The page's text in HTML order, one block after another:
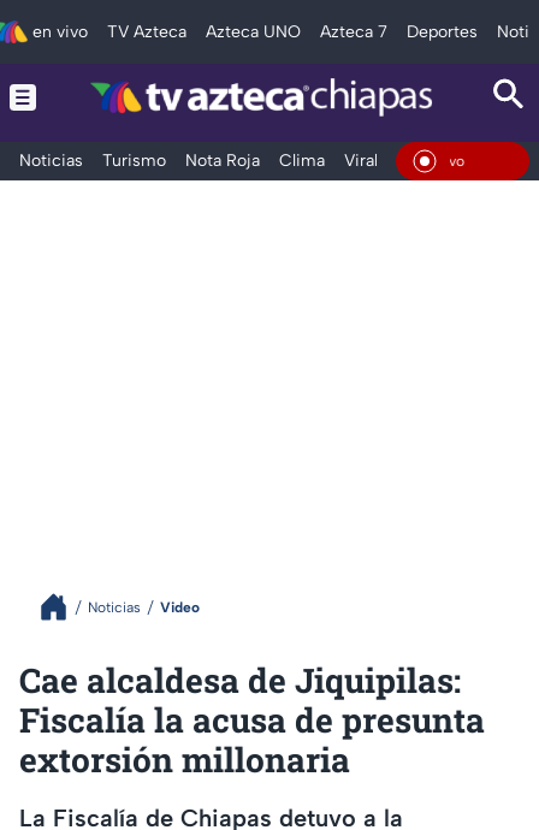
en vivo TV Azteca Azteca UNO Azteca 7 Deportes
Noticias Turismo Nota Roja Clima Viral y Tendencia En
Noticias Video
Cae alcaldesa de Jiquipilas:
Fiscalía la acusa de presunta
extorsión millonaria
La Fiscalía de Chiapas detuvo a la